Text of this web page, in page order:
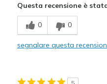
Breathe Well
Comfortable
Questa recensione è
0 0
segnalare questa